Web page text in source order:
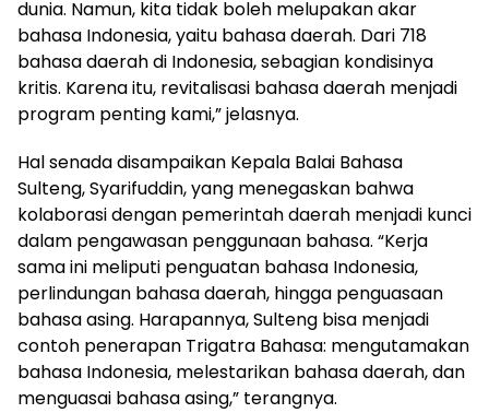
dunia. Namun, kita tidak boleh melupakan akar
bahasa Indonesia, yaitu bahasa daerah. Dari 718
bahasa daerah di Indonesia, sebagian kondisinya
kritis. Karena itu, revitalisasi bahasa daerah menjadi
program penting kami,” jelasnya.
Hal senada disampaikan Kepala Balai Bahasa
Sulteng, Syarifuddin, yang menegaskan bahwa
kolaborasi dengan pemerintah daerah menjadi kunci
dalam pengawasan penggunaan bahasa. “Kerja
sama ini meliputi penguatan bahasa Indonesia,
perlindungan bahasa daerah, hingga penguasaan
bahasa asing. Harapannya, Sulteng bisa menjadi
contoh penerapan Trigatra Bahasa: mengutamakan
bahasa Indonesia, melestarikan bahasa daerah, dan
menguasai bahasa asing,” terangnya.